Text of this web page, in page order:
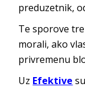
preduzetnik,
Te sporove
morali, ako
privremenu
Uz Efektive